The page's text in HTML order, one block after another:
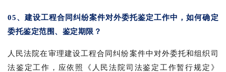
05、建设工程合同纠纷案件对外委托鉴定工作中，如何确定
委托鉴定范围、鉴定期限？
人民法院在审理建设工程合同纠纷案件中对外委托和组织司
法鉴定工作，应依照《人民法院司法鉴定工作暂行规定》